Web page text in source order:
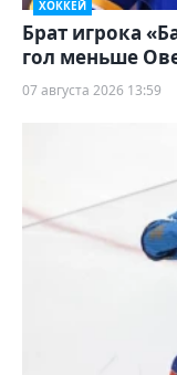
ХОККЕЙ
Брат игрока
гол меньше
07 августа 2026 13:59